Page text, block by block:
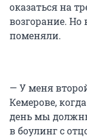
оказаться на
возгорание.
поменяли.
— У меня
Кемерове,
день мы
в боулинг с